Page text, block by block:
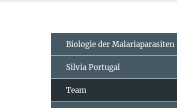
Biologie der Malariaparasiten
Silvia Portugal
Team